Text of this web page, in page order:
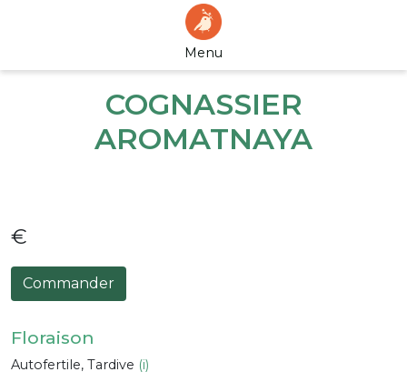
Menu
COGNASSIER
AROMATNAYA
€
Commander
Floraison
Autofertile, Tardive (i)